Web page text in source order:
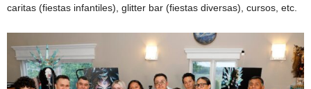
caritas (fiestas infantiles), glitter bar (fiestas diversas), cursos, etc.